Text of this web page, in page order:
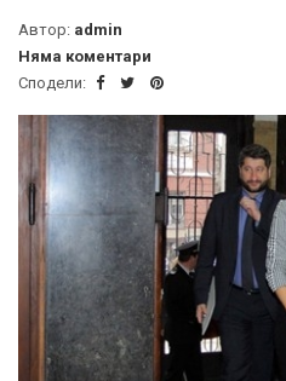
Автор: admin
Няма коментари
Сподели: